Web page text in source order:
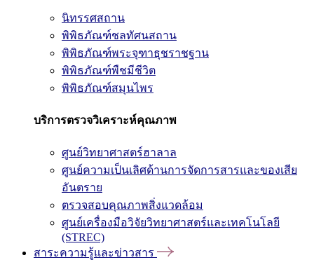
นิทรรศสถาน
พิพิธภัณฑ์ชลทัศนสถาน
พิพิธภัณฑ์พระจุฑาธุชราชฐาน
พิพิธภัณฑ์พืชมีชีวิต
พิพิธภัณฑ์สมุนไพร
บริการตรวจวิเคราะห์คุณภาพ
ศูนย์วิทยาศาสตร์ฮาลาล
ศูนย์ความเป็นเลิศด้านการจัดการสารและของเสีย
อันตราย
ตรวจสอบคุณภาพสิ่งแวดล้อม
ศูนย์เครื่องมือวิจัยวิทยาศาสตร์และเทคโนโลยี
(STREC)
สาระความรู้และข่าวสาร